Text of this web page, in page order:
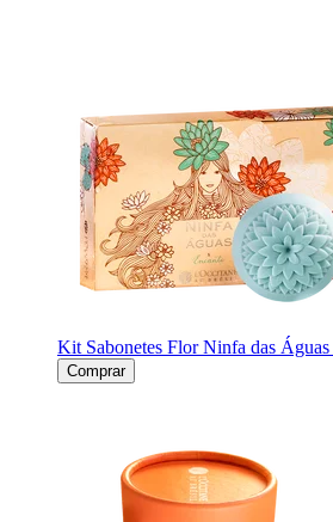
Kit Sabonetes Flor Ninfa das Águas
Comprar